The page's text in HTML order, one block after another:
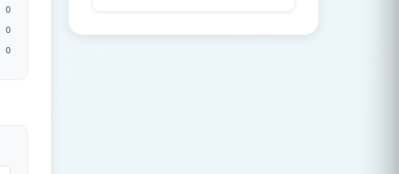
0
0
0